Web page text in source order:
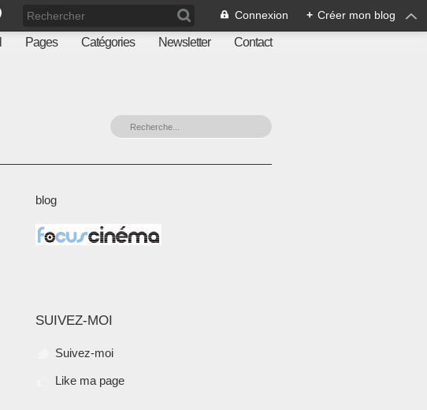
Connexion + Créer mon blog
Pages Catégories Newsletter Contact
blog
SUIVEZ-MOI
Suivez-moi
Like ma page